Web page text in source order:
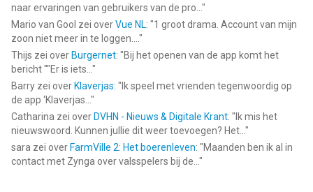
naar ervaringen van gebruikers van de pro... "
Mario van Gool zei overVue NL: "1 groot drama. Account van mijn
zoon niet meer in te loggen.... "
Thijs zei over Burgernet: "Bij het openen van de app komt het
bericht ""Er is iets... "
Barry zei over Klaverjas: " Ik speel met vrienden tegenwoordig op
de app ‘Klaverjas... "
Catharina zei over DVHN - Nieuws & Digitale Krant: " Ik mis het
nieuwswoord. Kunnen jullie dit weer toevoegen? Het... "
sara zei over FarmVille 2: Het boerenleven: "Maanden ben ik al in
contact met Zynga over valsspelers bij de... "